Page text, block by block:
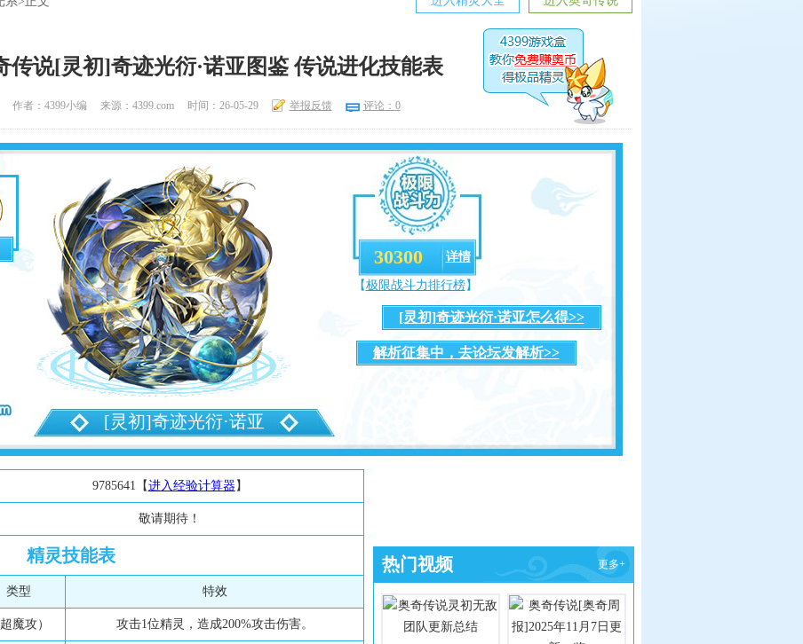
传说[灵初]奇迹光衍·诺亚图鉴 传说进化技能表
作者：4399小编 来源：4399.com 时间：26-05-29 举报反馈 评论： 0
[灵初]奇迹光衍·诺亚
30300 详情
【极限战斗力排行榜】
[灵初]奇迹光衍·诺亚怎么得>>
解析征集中，去论坛发解析>>
9785641【进入经验计算器 】
敬请期待！
精灵技能表
类型 特效
超魔攻） 攻击1位精灵，造成200%攻击伤害。
热门视频 更多+